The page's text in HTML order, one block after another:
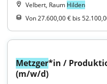
Velbert, Raum Hilden
Von 27.600,00 € bis
Metzger*in /
(m/w/d)